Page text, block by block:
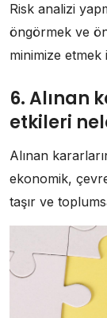
Risk analizi
öngörmek ve
minimize etmek
6. Alınan
etkileri
Alınan
ekonomik,
taşır ve